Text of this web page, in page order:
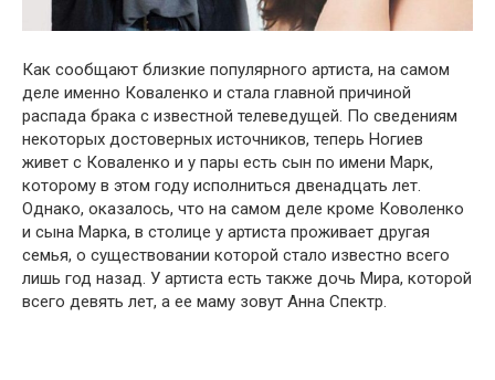
Как сообщают близкие популярного артиста, на самом
деле именно Коваленко и стала главной причиной
рaспада брака с известной телеведущей. По сведениям
некоторых достоверных источников, теперь Ногиев
живет с Коваленко и у пары есть сын по имени Марк,
которому в этом году исполниться двенадцать лет.
Однако, оказалось, что на самом деле кроме Коволенко
и сына Марка, в столице у артиста проживает другая
семья, о существовании которой стало известно всего
лишь год назад. У артиста есть также дочь Мира, которой
всего девять лет, a ее маму зовут Анна Спектр.